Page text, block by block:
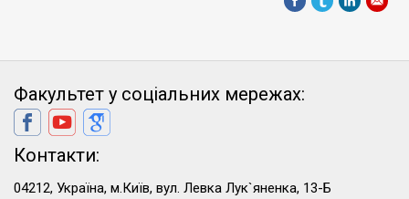
Факультет у соціальних мережах:
Контакти:
04212, Україна, м.Київ, вул. Левка Лук`яненка, 13-Б